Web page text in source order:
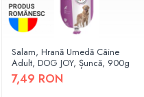
Salam, Hrană Umedă Câine
Adult, DOG JOY, Șuncă, 900g
7,49 RON